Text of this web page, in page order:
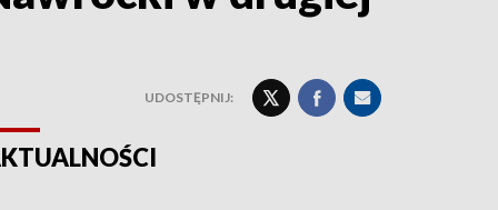
UDOSTĘPNIJ: